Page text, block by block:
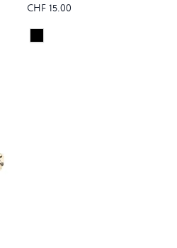
CHF 15.00
Colour
Black